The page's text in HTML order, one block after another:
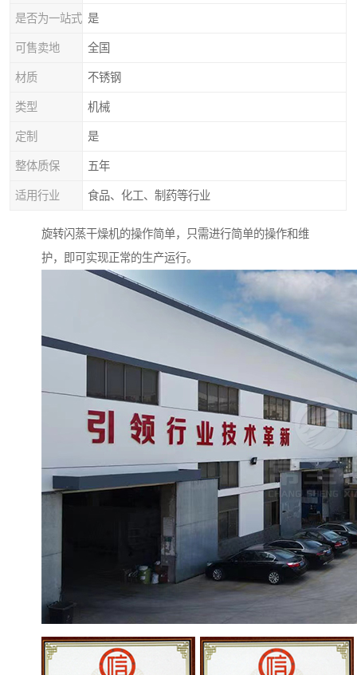
是否为一站式 是
可售卖地 全国
材质 不锈钢
类型 机械
定制 是
整体质保 五年
适用行业 食品、化工、制药等行业
旋转闪蒸干燥机的操作简单，只需进行简单的操作和维
护，即可实现正常的生产运行。